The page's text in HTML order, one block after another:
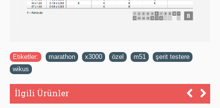
Etiketler: marathon x3000 özel m51 şerit testere
wikus
İlgili Ürünler